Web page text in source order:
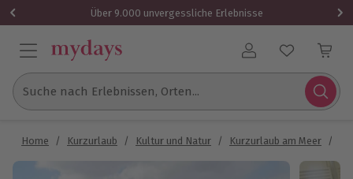
Über 9.000 unvergessliche Erlebnisse
Benutzerkonto
Suche nach Erlebnissen, Orten...
Home / Kurzurlaub / Kultur und Natur / Kurzurlaub am Meer /